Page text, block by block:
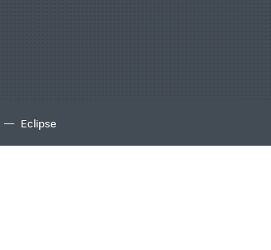
Eclipse